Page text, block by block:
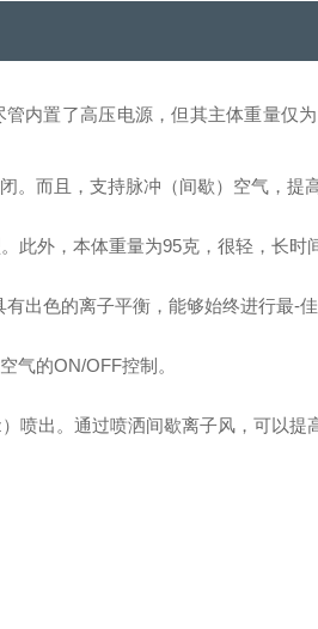
内置了高压电源，但其主体重量仅
。而且，支持脉冲（间歇）空气，提
此外，本体重量为95克，很轻，长时
出色的离子平衡，能够始终进行最-佳
气的ON/OFF控制。
喷出。通过喷洒间歇离子风，可以提